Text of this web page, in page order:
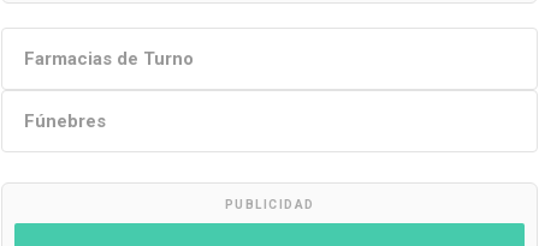
Farmacias de Turno
Fúnebres
PUBLICIDAD